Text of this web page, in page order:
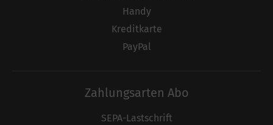
Handy
Kreditkarte
PayPal
Zahlungsarten Abo
SEPA-Lastschrift